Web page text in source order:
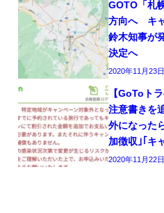
GOTO「札
方向へ キ
鈴木知事が
決定へ
2020年11月23日
【GoToト
注意書きを
外になった
加徴収｣｢キ
2020年11月22日